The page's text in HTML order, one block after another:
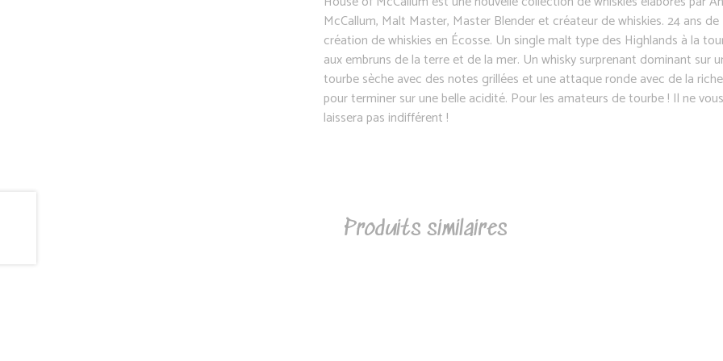
McCallum, Malt Master, Master Blender et créateur de whiskies. 24 ans de
création de whiskies en Écosse. Un single malt type des Highlands à la
aux embruns de la terre et de la mer. Un whisky surprenant dominant sur
tourbe sèche avec des notes grillées et une attaque ronde avec de la
pour terminer sur une belle acidité. Pour les amateurs de tourbe ! Il ne vous
laissera pas indifférent !
Produits similaires